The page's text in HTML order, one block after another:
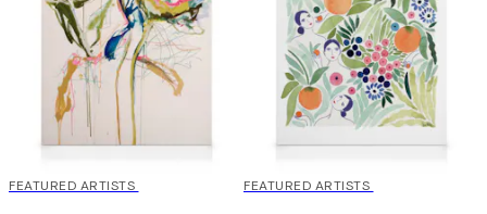
30%*
FEATURED ARTISTS 30%*
FEATURED ARTISTS